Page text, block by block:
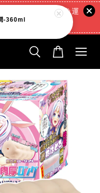
)+(滿666元超商免運
金回饋)
-360ml